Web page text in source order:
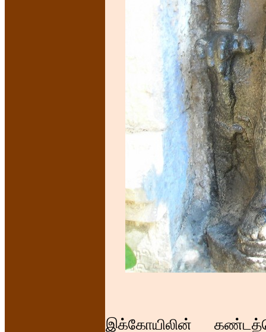
இக்கோயிலின்